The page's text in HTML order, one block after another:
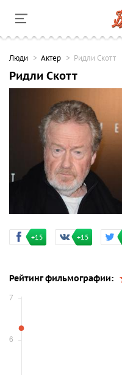
Люди Актер Ридли Скотт
Ридли Скотт
+15 +15
Рейтинг фильмографии: